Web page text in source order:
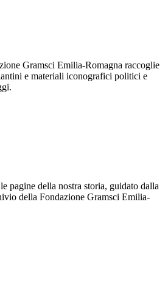
Gramsci Emilia-Romagna raccoglie
e materiali iconografici politici e
pagine della nostra storia, guidato dalla
della Fondazione Gramsci Emilia-